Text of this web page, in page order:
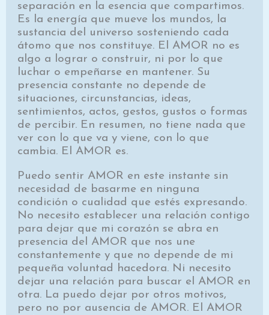
separación en la esencia que compartimos.
Es la energía que mueve los mundos, la
sustancia del universo sosteniendo cada
átomo que nos constituye. El AMOR no es
algo a lograr o construir, ni por lo que
luchar o empeñarse en mantener. Su
presencia constante no depende de
situaciones, circunstancias, ideas,
sentimientos, actos, gestos, gustos o formas
de percibir. En resumen, no tiene nada que
ver con lo que va y viene, con lo que
cambia. El AMOR es.
Puedo sentir AMOR en este instante sin
necesidad de basarme en ninguna
condición o cualidad que estés expresando.
No necesito establecer una relación contigo
para dejar que mi corazón se abra en
presencia del AMOR que nos une
constantemente y que no depende de mi
pequeña voluntad hacedora. Ni necesito
dejar una relación para buscar el AMOR en
otra. La puedo dejar por otros motivos,
pero no por ausencia de AMOR. El AMOR